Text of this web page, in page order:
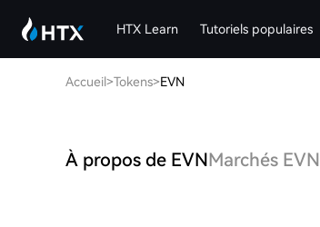
HTX Learn Tutoriels populaires
Accueil>Tokens>EVN
À propos de EVNMarchés EVN